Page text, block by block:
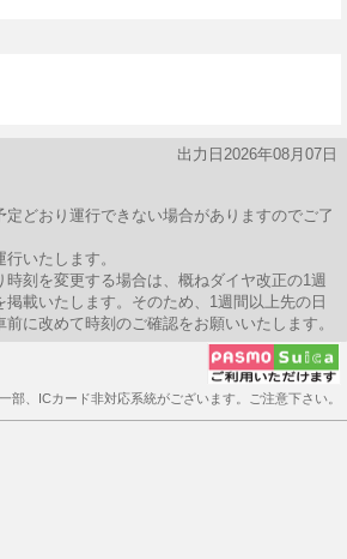
出力日2026年08月07日
どおり運行できない場合がありますのでご了
いたします。
刻を変更する場合は、概ねダイヤ改正の1週
掲載いたします。そのため、1週間以上先の日
に改めて時刻のご確認をお願いいたします。
部、ICカード非対応系統がございます。ご注意下さい。